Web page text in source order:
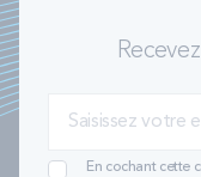
En cochant cette